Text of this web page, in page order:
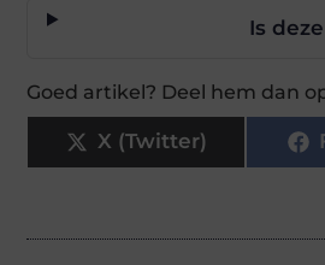
Is
Goed artikel? Deel hem dan
X (Twitter)